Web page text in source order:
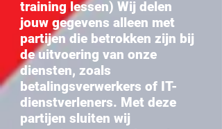
training lessen) Wij delen
jouw gegevens alleen met
partijen die betrokken zijn bij
de uitvoering van onze
diensten, zoals
betalingsverwerkers of IT-
dienstverleners. Met deze
partijen sluiten wij